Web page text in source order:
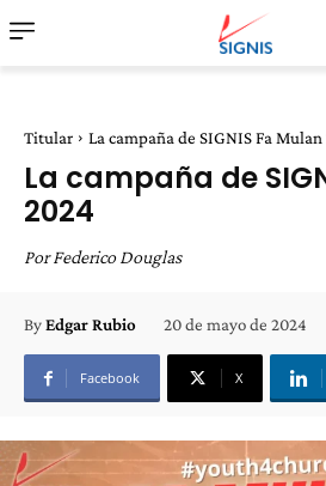
Titular La campaña de SIGNIS Fa Mulan
La campaña de
2024
Por Federico Douglas
ByEdgar Rubio 20 de mayo de 2024
Facebook X